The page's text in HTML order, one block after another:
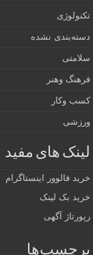
تکنولوژی
دسته‌بندی نشده
سلامتی
فرهنگ وهنر
کسب وکار
ورزشی
لینک های مفید
خرید فالوور اینستاگرام
خرید بک لینک
رپورتاژ آگهی
برچسب‌ها